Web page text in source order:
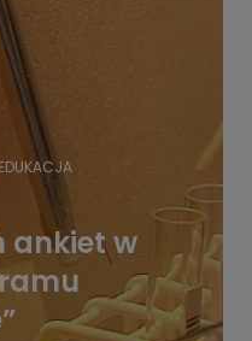
EDUKACJA
ankiet w